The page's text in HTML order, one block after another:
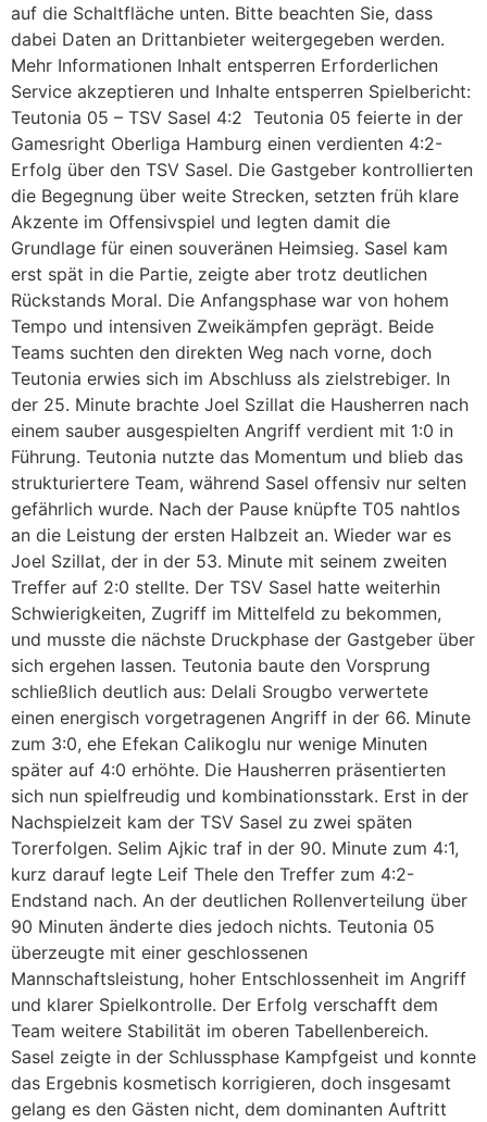
auf die Schaltfläche unten. Bitte beachten Sie, dass
dabei Daten an Drittanbieter weitergegeben werden.
Mehr Informationen Inhalt entsperren Erforderlichen
Service akzeptieren und Inhalte entsperren Spielbericht:
Teutonia 05 – TSV Sasel 4:2 Teutonia 05 feierte in der
Gamesright Oberliga Hamburg einen verdienten 4:2-
Erfolg über den TSV Sasel. Die Gastgeber kontrollierten
die Begegnung über weite Strecken, setzten früh klare
Akzente im Offensivspiel und legten damit die
Grundlage für einen souveränen Heimsieg. Sasel kam
erst spät in die Partie, zeigte aber trotz deutlichen
Rückstands Moral. Die Anfangsphase war von hohem
Tempo und intensiven Zweikämpfen geprägt. Beide
Teams suchten den direkten Weg nach vorne, doch
Teutonia erwies sich im Abschluss als zielstrebiger. In
der 25. Minute brachte Joel Szillat die Hausherren nach
einem sauber ausgespielten Angriff verdient mit 1:0 in
Führung. Teutonia nutzte das Momentum und blieb das
strukturiertere Team, während Sasel offensiv nur selten
gefährlich wurde. Nach der Pause knüpfte T05 nahtlos
an die Leistung der ersten Halbzeit an. Wieder war es
Joel Szillat, der in der 53. Minute mit seinem zweiten
Treffer auf 2:0 stellte. Der TSV Sasel hatte weiterhin
Schwierigkeiten, Zugriff im Mittelfeld zu bekommen,
und musste die nächste Druckphase der Gastgeber über
sich ergehen lassen. Teutonia baute den Vorsprung
schließlich deutlich aus: Delali Srougbo verwertete
einen energisch vorgetragenen Angriff in der 66. Minute
zum 3:0, ehe Efekan Calikoglu nur wenige Minuten
später auf 4:0 erhöhte. Die Hausherren präsentierten
sich nun spielfreudig und kombinationsstark. Erst in der
Nachspielzeit kam der TSV Sasel zu zwei späten
Torerfolgen. Selim Ajkic traf in der 90. Minute zum 4:1,
kurz darauf legte Leif Thele den Treffer zum 4:2-
Endstand nach. An der deutlichen Rollenverteilung über
90 Minuten änderte dies jedoch nichts. Teutonia 05
überzeugte mit einer geschlossenen
Mannschaftsleistung, hoher Entschlossenheit im Angriff
und klarer Spielkontrolle. Der Erfolg verschafft dem
Team weitere Stabilität im oberen Tabellenbereich.
Sasel zeigte in der Schlussphase Kampfgeist und konnte
das Ergebnis kosmetisch korrigieren, doch insgesamt
gelang es den Gästen nicht, dem dominanten Auftritt